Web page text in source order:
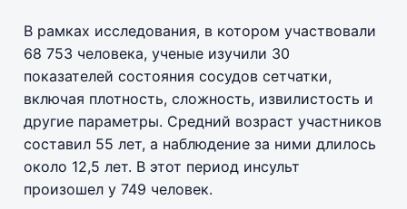
В рамках исследования, в котором участвовали
68 753 человека, ученые изучили 30
показателей состояния сосудов сетчатки,
включая плотность, сложность, извилистость и
другие параметры. Средний возраст участников
составил 55 лет, а наблюдение за ними длилось
около 12,5 лет. В этот период инсульт
произошел у 749 человек.